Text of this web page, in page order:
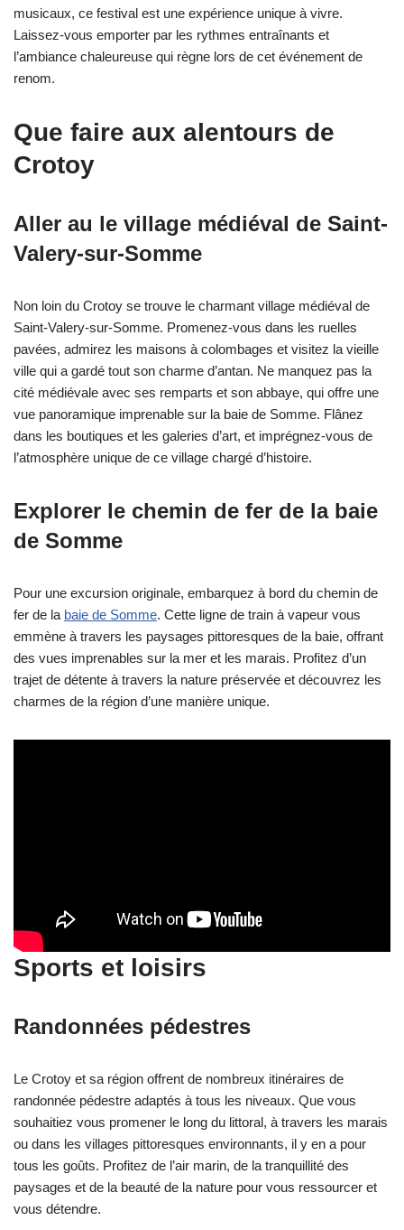
musicaux, ce festival est une expérience unique à vivre.
Laissez-vous emporter par les rythmes entraînants et
l’ambiance chaleureuse qui règne lors de cet événement de
renom.
Que faire aux alentours de
Crotoy
Aller au le village médiéval de Saint-
Valery-sur-Somme
Non loin du Crotoy se trouve le charmant village médiéval de
Saint-Valery-sur-Somme. Promenez-vous dans les ruelles
pavées, admirez les maisons à colombages et visitez la vieille
ville qui a gardé tout son charme d’antan. Ne manquez pas la
cité médiévale avec ses remparts et son abbaye, qui offre une
vue panoramique imprenable sur la baie de Somme. Flânez
dans les boutiques et les galeries d’art, et imprégnez-vous de
l’atmosphère unique de ce village chargé d’histoire.
Explorer le chemin de fer de la baie
de Somme
Pour une excursion originale, embarquez à bord du chemin de
fer de la baie de Somme. Cette ligne de train à vapeur vous
emmène à travers les paysages pittoresques de la baie, offrant
des vues imprenables sur la mer et les marais. Profitez d’un
trajet de détente à travers la nature préservée et découvrez les
charmes de la région d’une manière unique.
Sports et loisirs
Randonnées pédestres
Le Crotoy et sa région offrent de nombreux itinéraires de
randonnée pédestre adaptés à tous les niveaux. Que vous
souhaitiez vous promener le long du littoral, à travers les marais
ou dans les villages pittoresques environnants, il y en a pour
tous les goûts. Profitez de l’air marin, de la tranquillité des
paysages et de la beauté de la nature pour vous ressourcer et
vous détendre.